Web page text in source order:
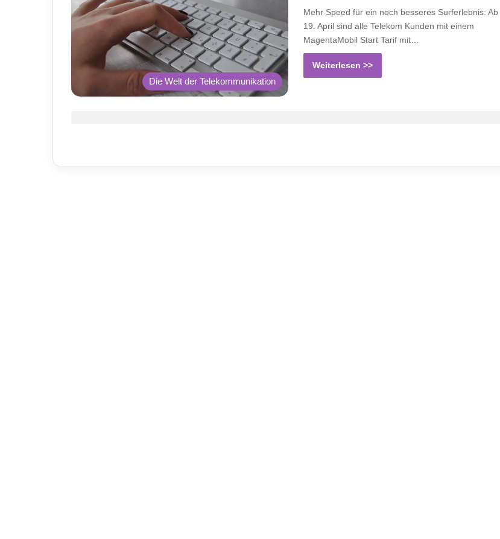
Die Welt der Telekommunikation
Mehr Speed für ein noch besseres Surferlebnis: Ab
19. April sind alle Telekom Kunden mit einem
MagentaMobil Start Tarif mit…
Weiterlesen >>